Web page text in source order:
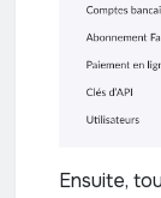
Ensuite,